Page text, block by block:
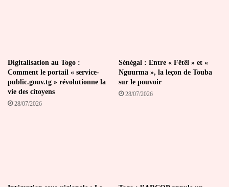
Digitalisation au Togo :
Comment le portail « service-
public.gouv.tg » révolutionne la
vie des citoyens
28/07/2026
Sénégal : Entre « Fëtël » et «
Nguurma », la leçon de Touba
sur le pouvoir
28/07/2026